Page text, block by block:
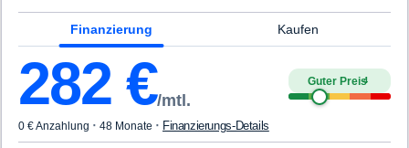
Finanzierung Kaufen
282 €/mtl.
Guter Preis4
0 € Anzahlung · 48 Monate · Finanzierungs-Details